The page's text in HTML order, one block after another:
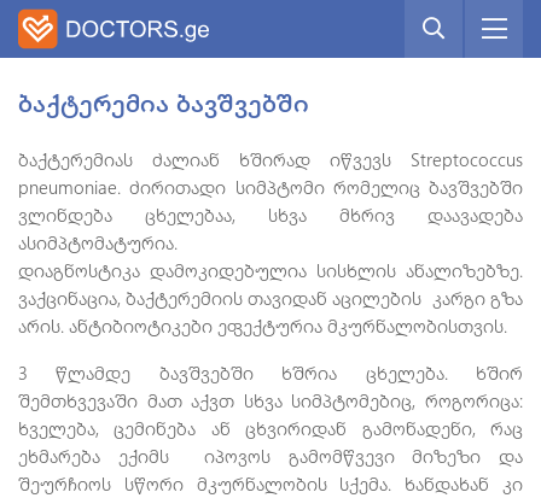
ბაქტერემია ბავშვებში
ბაქტერემიას ძალიან ხშირად იწვევს Streptococcus
pneumoniae. ძირითადი სიმპტომი რომელიც ბავშვებში
ვლინდება ცხელებაა, სხვა მხრივ დაავადება
ასიმპტომატურია.
დიაგნოსტიკა დამოკიდებულია სისხლის ანალიზებზე.
ვაქცინაცია, ბაქტერემიის თავიდან აცილების კარგი გზა
არის. ანტიბიოტიკები ეფექტურია მკურნალობისთვის.
3 წლამდე ბავშვებში ხშრია ცხელება. ხშირ
შემთხვევაში მათ აქვთ სხვა სიმპტომებიც, როგორიცა:
ხველება, ცემინება ან ცხვირიდან გამონადენი, რაც
ეხმარება ექიმს იპოვოს გამომწვევი მიზეზი და
შეურჩიოს სწორი მკურნალობის სქემა. ხანდახან კი